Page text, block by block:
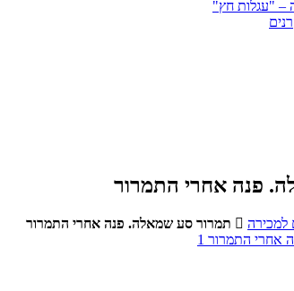
– "עגלות חץ"
פנה אחרי התמרור
למכירה תמרור סע שמאלה. פנה אחרי התמרור